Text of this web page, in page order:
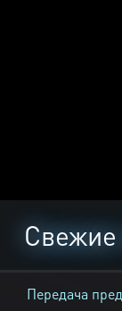
Передача